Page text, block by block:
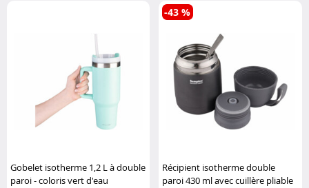
Gobelet isotherme 1,2 L à double
paroi - coloris vert d'eau
Récipient isotherme double
paroi 430 ml avec cuillère pliable
-43 %